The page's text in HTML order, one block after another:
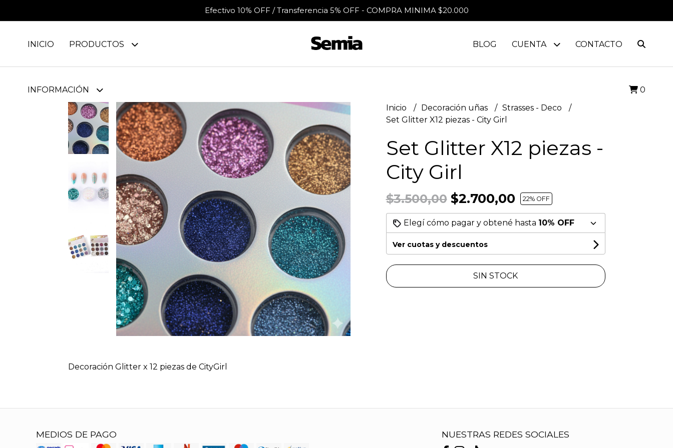
Efectivo 10% OFF / Transferencia 5% OFF - COMPRA MINIMA $20.000
INICIO PRODUCTOS
INFORMACIÓN
BLOG CUENTA CONTACTO
0
Decoración Glitter x 12 piezas de CityGirl
Inicio Decoración uñas
Strasses - Deco
Set Glitter X12 piezas - City Girl
Set Glitter X12 piezas -
City Girl
$3.500,00$2.700,00 22% OFF
Elegí cómo pagar y obtené hasta 10% OFF
Ver cuotas y descuentos
SIN STOCK
MEDIOS DE PAGO NUESTRAS REDES SOCIALES